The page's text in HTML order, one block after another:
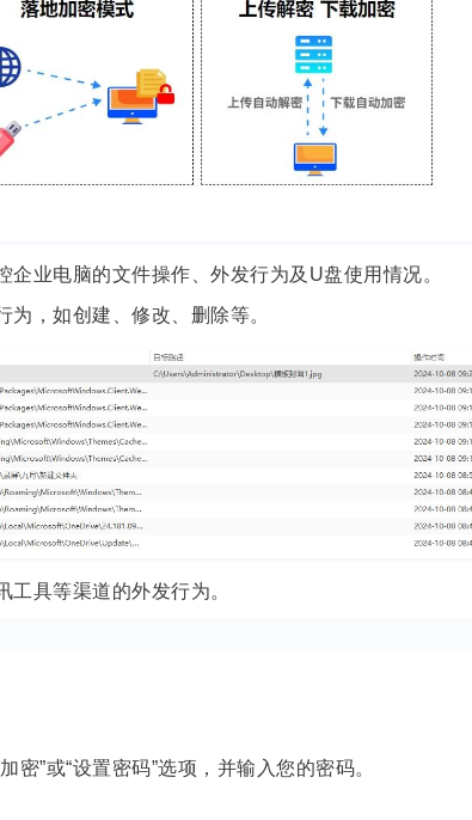
业电脑的文件操作、外发行为及U盘使用情况。
，如创建、修改、删除等。
具等渠道的外发行为。
”或“设置密码”选项，并输入您的密码。